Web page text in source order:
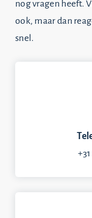
nog vragen heeft.
ook, maar dan
snel.